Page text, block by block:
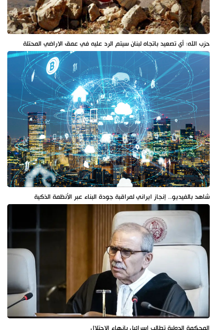
حزب الله: أي تصعيد باتجاه لبنان سيتم الرد عليه في عمق الاراضي المحتلة
شاهد بالفيديو.. إنجاز ايراني لمراقبة جودة البناء عبر الأنظمة الذكية
المحكمة الدولية تطالب اسرائيل بانهاء الاحتلال